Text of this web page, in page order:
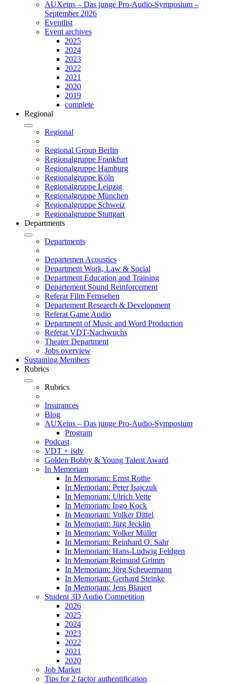
AUXeins – Das junge Pro-Audio-Symposium –
September 2026
Eventlist
Event archives
2025
2024
2023
2022
2021
2020
2019
complete
Regional
Regional
Regional Group Berlin
Regionalgruppe Frankfurt
Regionalgruppe Hamburg
Regionalgruppe Köln
Regionalgruppe Leipzig
Regionalgruppe München
Regionalgruppe Schweiz
Regionalgruppe Stuttgart
Departments
Departments
Departemen Acoustics
Department Work, Law & Social
Department Education and Training
Departement Sound Reinforcement
Referat Film Fernsehen
Departement Research & Development
Referat Game Audio
Department of Music and Word Production
Referat VDT-Nachwuchs
Theater Department
Jobs overview
Sustaining Members
Rubrics
Rubrics
Insurances
Blog
AUXeins – Das junge Pro-Audio-Symposium
Program
Podcast
VDT + isdv
Golden Bobby & Young Talent Award
In Memoriam
In Memoriam: Ernst Rothe
In Memoriam: Peter Isajczuk
In Memoriam: Ulrich Vette
In Memoriam: Ingo Kock
In Memoriam: Volker Dittel
In Memoriam: Jürg Jecklin
In Memoriam: Volker Müller
In Memoriam: Reinhard O. Sahr
In Memoriam: Hans-Ludwig Feldgen
In Memoriam Reimund Grimm
In Memoriam: Jörg Scheuermann
In Memoriam: Gerhard Steinke
In Memoriam: Jens Blauert
Student 3D Audio Competition
2026
2025
2024
2023
2022
2021
2020
Job Market
Tips for 2 factor authentification